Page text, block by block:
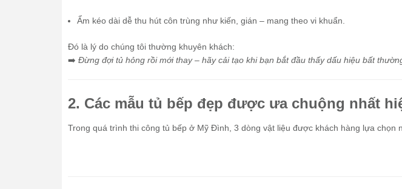
Ẩm kéo dài dễ thu hút côn trùng như kiến, gián – mang theo vi khuẩn.
Đó là lý do chúng tôi thường khuyên khách:
➡️ Đừng đợi tủ hỏng rồi mới thay – hãy cải tạo khi bạn bắt đầu thấy dấu hiệu bất
2. Các mẫu tủ bếp đẹp được ưa chuộng nhất
Trong quá trình thi công tủ bếp ở Mỹ Đình, 3 dòng vật liệu được khách hàng lựa chọn